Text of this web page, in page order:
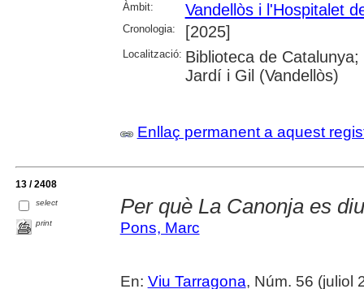
Àmbit:
Vandellòs i l'Hospitalet
Cronologia: [2025]
Localització: Biblioteca de
Jardí i Gil (Vandellòs)
Enllaç permanent a aquest
13 / 2408
select
print
Per què La Canonja es
Pons, Marc
En: Viu Tarragona, Núm. 56 (juliol